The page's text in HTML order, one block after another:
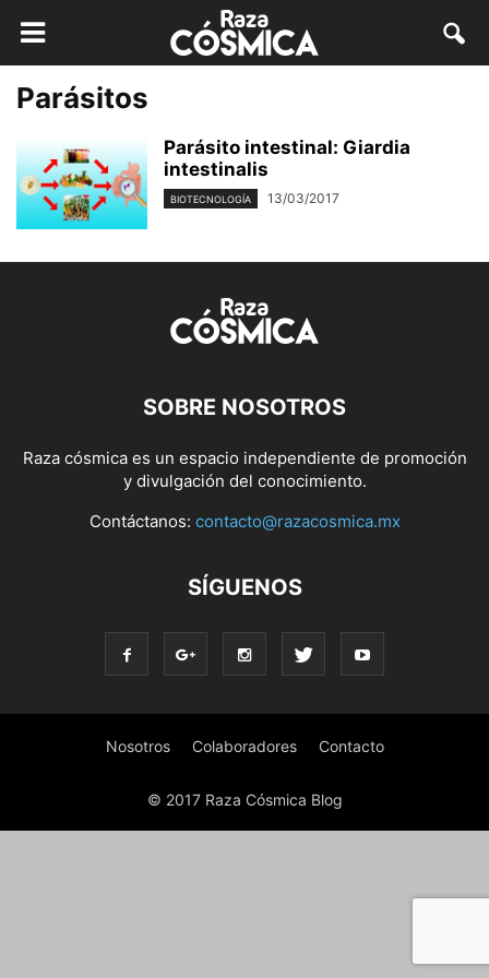
Parásitos
Parásito intestinal: Giardia
intestinalis
BIOTECNOLOGÍA 13/03/2017
SOBRE NOSOTROS
Raza cósmica es un espacio independiente de promoción
y divulgación del conocimiento.
Contáctanos: contacto@razacosmica.mx
SÍGUENOS
Nosotros Colaboradores Contacto
© 2017 Raza Cósmica Blog